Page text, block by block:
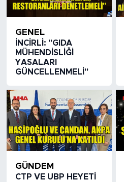
GENEL
İNCİRLİ: "GIDA
MÜHENDİSLİĞİ
YASALARI
GÜNCELLENMELİ"
GÜNDEM
CTP VE UBP HEYETİ